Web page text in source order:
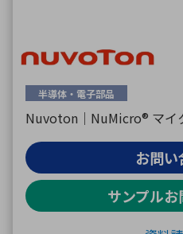
半導体・電子部品
Nuvoton｜NuMicro® マイ
お問
サンプル